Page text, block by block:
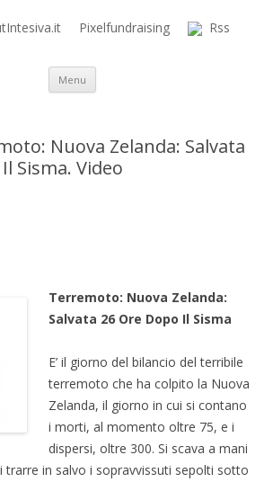
Intensiva Blog
in terapia intensivaPixelfundraising Rss
Menu Vai al contenuto
Nuova Zelanda: Salvata
Sisma. Video
Terremoto: Nuova Zelanda:
Salvata 26 Ore Dopo Il Sisma
E’ il giorno del bilancio del terribile
terremoto che ha colpito la Nuova
Zelanda, il giorno in cui si contano
i morti, al momento oltre 75, e i
dispersi, oltre 300. Si scava a mani
trarre in salvo i sopravvissuti sepolti sotto